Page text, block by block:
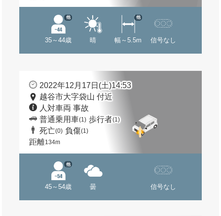
35～44歳
他
晴 幅～5.5m
他
信号なし
2022年12月17日(土)14:53
越谷市大字袋山 付近
人対車両 事故
普通乗用車(1) 歩行者(1)
死亡(0) 負傷(1)
距離134m
45～54歳
他
曇 信号なし